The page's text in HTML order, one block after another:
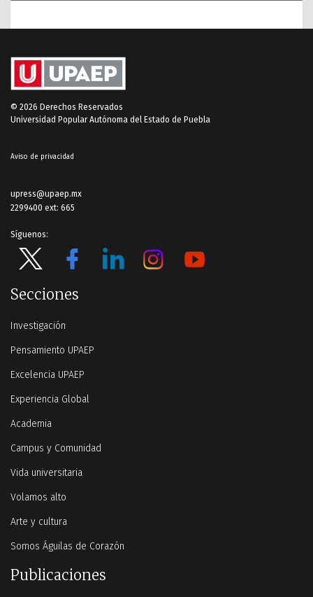
© 2026 Derechos Reservados
Universidad Popular Autónoma del Estado de Puebla
Aviso de privacidad
upress@upaep.mx
2299400 ext: 665
Síguenos:
Secciones
Investigación
Pensamiento UPAEP
Excelencia UPAEP
Experiencia Global
Academia
Campus y Comunidad
Vida universitaria
Volamos alto
Arte y cultura
Somos Águilas de Corazón
Publicaciones